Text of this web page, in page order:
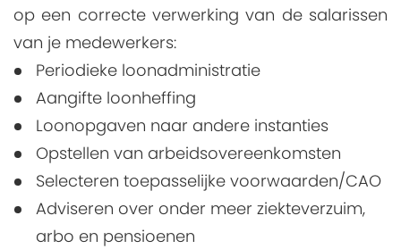
op een correcte verwerking van de salarissen
van je medewerkers:
Periodieke loonadministratie
Aangifte loonheffing
Loonopgaven naar andere instanties
Opstellen van arbeidsovereenkomsten
Selecteren toepasselijke voorwaarden/CAO
Adviseren over onder meer ziekteverzuim,
arbo en pensioenen